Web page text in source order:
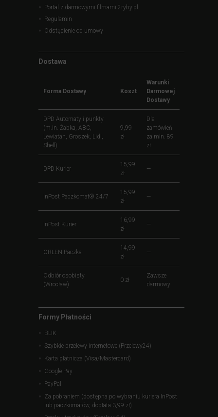
Portal z darmowymi filmami 2ryby.pl
Regulamin
Odstąpienie od umowy
Dostawa
Forma Dostawy Koszt
Warunki
Darmowej
Dostawy
DPD Automaty i punkty
(m.in. Żabka, ABC,
Lewiatan, Groszek, Lidl,
Shell)
9,99
zł
Dla
zamówień
za min. 89
zł
DPD Kurier
15,99
zł
—
InPost Paczkomat® 24/7
15,99
zł
—
InPost Kurier
16,99
zł
—
ORLEN Paczka
14,99
zł
—
Odbiór osobisty
(Wrocław)
0 zł
Zawsze
darmowy
Formy Płatności
BLIK
Szybkie przelewy internetowe (Przelewy24)
Karta płatnicza (Visa/Mastercard)
Google Pay
PayPal
Za pobraniem (dostępna po wybraniu kuriera InPost
lub paczkomatów, dopłata 3,99 zł)